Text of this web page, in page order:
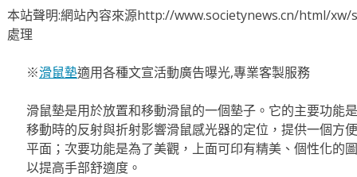
本站聲明:網站內容來源http://www.societynews.cn/html/xw/
處理
※滑鼠墊適用各種文宣活動廣告曝光,專業客製服務
滑鼠墊是用於放置和移動滑鼠的一個墊子。它的主要功能
移動時的反射與折射影響滑鼠感光器的定位，提供一個方
平面；次要功能是為了美觀，上面可印有精美、個性化的
以提高手部舒適度。